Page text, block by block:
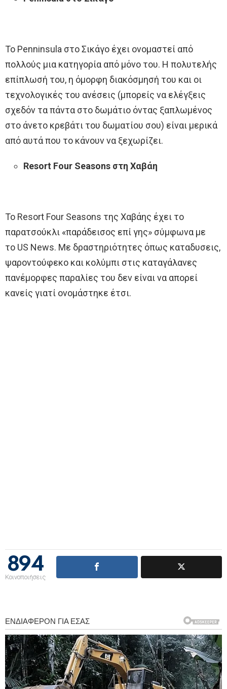
Το Penninsula στο Σικάγο έχει ονομαστεί από
πολλούς μια κατηγορία από μόνο του. Η πολυτελής
επίπλωσή του, η όμορφη διακόσμησή του και οι
τεχνολογικές του ανέσεις (μπορείς να ελέγξεις
σχεδόν τα πάντα στο δωμάτιο όντας ξαπλωμένος
στο άνετο κρεβάτι του δωματίου σου) είναι μερικά
από αυτά που το κάνουν να ξεχωρίζει.
Resort Four Seasons στη Χαβάη
Το Resort Four Seasons της Χαβάης έχει το
παρατσούκλι «παράδεισος επί γης» σύμφωνα με
το US News. Με δραστηριότητες όπως καταδυσεις,
ψαροντούφεκο και κολύμπι στις καταγάλανες
πανέμορφες παραλίες του δεν είναι να απορεί
κανείς γιατί ονομάστηκε έτσι.
894
Κοινοποιήσεις